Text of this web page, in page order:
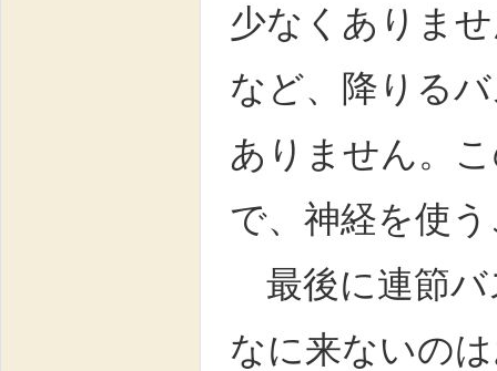
少なくありま
など、降りる
ありません。
で、神経を使
最後に連節バ
なに来ないの